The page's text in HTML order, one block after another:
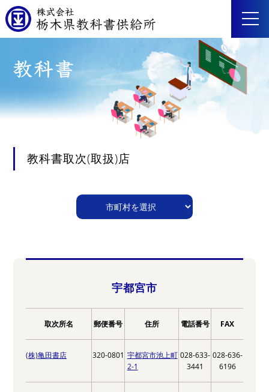
教科書取次(取扱)店
宇都宮市
取次所名 郵便番号 住所 電話番号 FAX
(株)亀田書店 320-0801 宇都宮市池上町
2-1
028-633-
3441
028-636-
6196